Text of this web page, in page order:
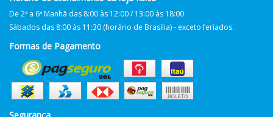
De 2ª a 6ª Manhã das 8:00 às 12:00 / 13:00 às 18:00
Sábados das 8:00 às 11:30 (horário de Brasília) - exceto feriados.
Formas de Pagamento